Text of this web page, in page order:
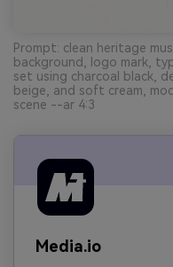
Prompt: clean heritage
background, logo mark,
set using charcoal black,
beige, and soft cream,
scene --ar 4:3
Media.io